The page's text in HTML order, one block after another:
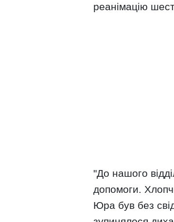
реанімацію
"До нашого
допомоги.
Юра був без